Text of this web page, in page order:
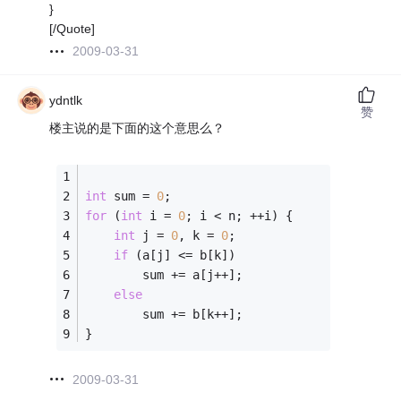
}
[/Quote]
2009-03-31
ydntlk
楼主说的是下面的这个意思么？
int sum = 0;
for (int i = 0; i < n; ++i) {
int j = 0, k = 0;
if (a[j] <= b[k])
		sum += a[j++];
else
		sum += b[k++];
}
2009-03-31
赞